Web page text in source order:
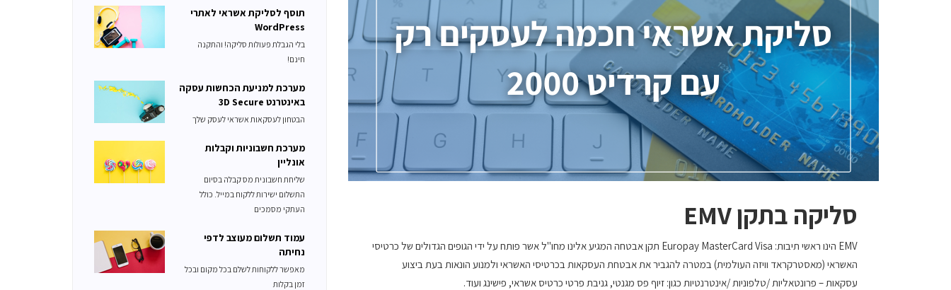
סליקה בתקן EMV
EMV הינו ראשי תיבות: Europay MasterCard Visa תקן אבטחה המגיע אלינו מחו"ל אשר פותח על ידי הגופים הגדולים של כרטיסי
האשראי (מאסטרקראד וויזה העולמית) במטרה להגביר את אבטחת העסקאות בכרטיסי האשראי ולמנוע הונאות בעת ביצוע
עסקאות – פרונטאליות /טלפוניות /אינטרנטיות כגון: זיוף פס מגנטי, גניבת פרטי כרטיס אשראי, פישינג ועוד.
תוסף לסליקת אשראי לאתרי
WordPress
בלי הגבלת פעולות סליקה! והתקנה
חינם!
מערכת למניעת הכחשות עסקה
באינטרנט 3D Secure
הבטחון לעסקאות אשראי לעסק שלך
מערכת חשבוניות וקבלות
אונליין
שליחת חשבונית מס קבלה בסיום
התשלום ישירות ללקוח במייל. כולל
העתקי מסמכים
עמוד תשלום מעוצב לדפי
נחיתה
מאפשר ללקוחות לשלם בכל מקום ובכל
זמן בקלות